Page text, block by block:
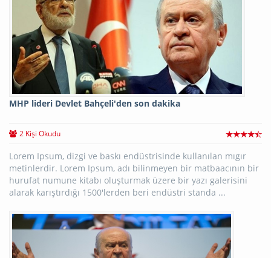
MHP lideri Devlet Bahçeli'den son dakika
2 Kişi Okudu
Lorem Ipsum, dizgi ve baskı endüstrisinde kullanılan mıgır
metinlerdir. Lorem Ipsum, adı bilinmeyen bir matbaacının bir
hurufat numune kitabı oluşturmak üzere bir yazı galerisini
alarak karıştırdığı 1500'lerden beri endüstri standa ...